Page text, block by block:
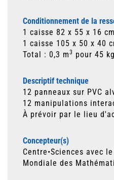
Conditionnement de la
1 caisse 82 x 55 x 16
1 caisse 105 x 50 x 40
Total : 0,3 m3 pour 45 kg
Descriptif technique
12 panneaux sur PVC
12 manipulations
À prévoir par le lieu
Concepteur(s)
Centre•Sciences avec
Mondiale des